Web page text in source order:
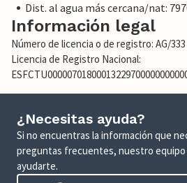
Dist. al agua más cercana/nat:
Información legal
Número de licencia o de registro: AG/333
Licencia de Registro Nacional:
¿Necesitas ayuda?
Si no encuentras la información que
preguntas frecuentes, nuestro
ayudarte.